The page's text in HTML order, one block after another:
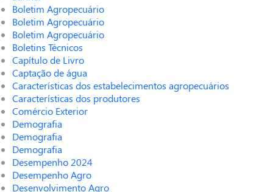
Boletim Agropecuário
Boletim Agropecuário
Boletim Agropecuário
Boletins Técnicos
Capítulo de Livro
Captação de água
Características dos estabelecimentos agropecuários
Características dos produtores
Comércio Exterior
Demografia
Demografia
Demografia
Desempenho 2024
Desempenho Agro
Desenvolvimento Agro